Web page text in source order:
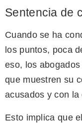
Sentencia de
Cuando se ha
los puntos, poca
eso, los
que muestren su
acusados y con la
Esto implica que el